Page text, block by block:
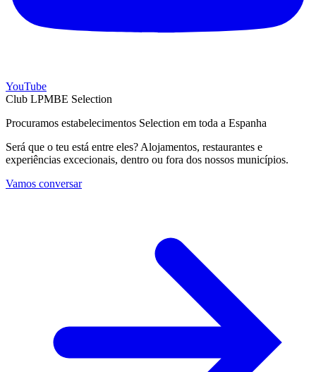
YouTube
Club LPMBE Selection
Procuramos estabelecimentos Selection em toda a Espanha
Será que o teu está entre eles? Alojamentos, restaurantes e
experiências excecionais, dentro ou fora dos nossos municípios.
Vamos conversar